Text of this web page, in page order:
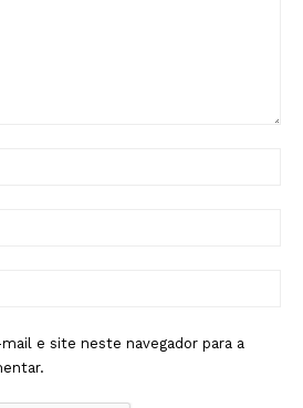
e site neste navegador para a